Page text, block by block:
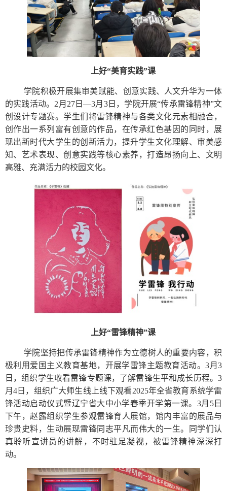
上好“美育实践”课
学院积极开展集审美赋能、创意实践、人文升华为一体
的实践活动。2月27日—3月3日，学院开展“传承雷锋精神”文
创设计专题赛。学生们将雷锋精神与各类文化元素相融合，
创作出一系列富有创意的作品，在传承红色基因的同时，展
现出新时代大学生的创新活力，提升学生文化理解、审美感
知、艺术表现、创意实践等核心素养，打造昂扬向上、文明
高雅、充满活力的校园文化。
上好“雷锋精神”课
学院坚持把传承雷锋精神作为立德树人的重要内容，积
极利用爱国主义教育基地，开展学雷锋主题教育活动。3月3
日，组织学生收看雷锋专题课，了解雷锋生平和成长历程。3
月4日，组织广大师生线上线下观看2025年全省教育系统学雷
锋活动启动仪式暨辽宁省大中小学春季开学第一课。3月5日
下午，赵露组织学生参观雷锋育人展馆，馆内丰富的展品与
珍贵史料，生动展现雷锋同志平凡而伟大的一生。同学们认
真聆听宣讲员的讲解，不时驻足凝视，被雷锋精神深深打
动。